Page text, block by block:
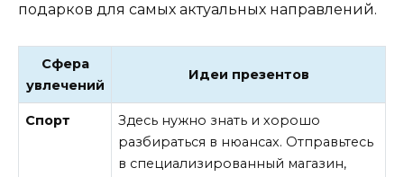
подарков для самых актуальных направлений.
Сфера
увлечений
Идеи презентов
Спорт
Здесь нужно знать и хорошо
разбираться в нюансах. Отправьтесь
в специализированный магазин,